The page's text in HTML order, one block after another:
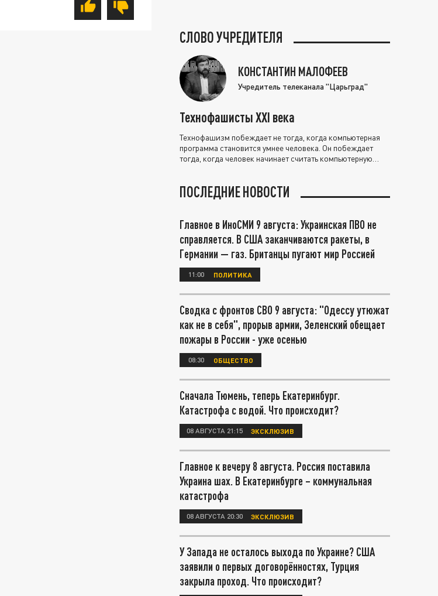
СЛОВО УЧРЕДИТЕЛЯ
КОНСТАНТИН МАЛОФЕЕВ
Учредитель телеканала "Царьград"
Технофашисты XXI века
Технофашизм побеждает не тогда, когда компьютерная
программа становится умнее человека. Он побеждает
тогда, когда человек начинает считать компьютерную
ПОСЛЕДНИЕ НОВОСТИ
Главное в ИноСМИ 9 августа: Украинская ПВО не
справляется. В США заканчиваются ракеты, в
Германии — газ. Британцы пугают мир Россией
11:00 ПОЛИТИКА
Сводка с фронтов СВО 9 августа: "Одессу утюжат
как не в себя", прорыв армии, Зеленский обещает
пожары в России - уже осенью
08:30 ОБЩЕСТВО
Сначала Тюмень, теперь Екатеринбург.
Катастрофа с водой. Что происходит?
08 АВГУСТА 21:15 ЭКСКЛЮЗИВ
Главное к вечеру 8 августа. Россия поставила
Украина шах. В Екатеринбурге – коммунальная
катастрофа
08 АВГУСТА 20:30 ЭКСКЛЮЗИВ
У Запада не осталось выхода по Украине? США
заявили о первых договорённостях, Турция
закрыла проход. Что происходит?